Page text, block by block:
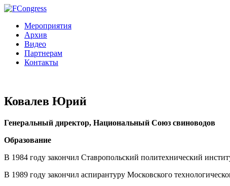
Мероприятия
Архив
Видео
Партнерам
Контакты
Ковалев Юрий
Генеральный директор, Национальный Союз свиноводов
Образование
В 1984 году закончил Ставропольский политехнический
В 1989 году закончил аспирантуру Московского